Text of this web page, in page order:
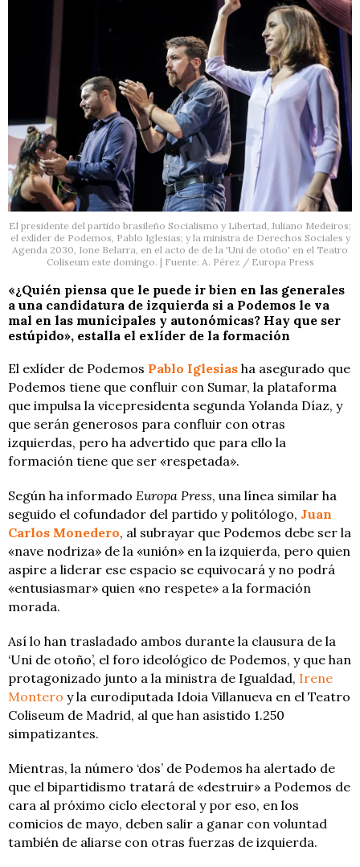
El presidente del partido brasileño Socialismo y Libertad, Juliano Medeiros;
el exlíder de Podemos, Pablo Iglesias; y la ministra de Derechos Sociales y
Agenda 2030, Ione Belarra, en el acto de de la 'Uni de otoño' en el Teatro
Coliseum este domingo. | Fuente: A. Pérez / Europa Press
«¿Quién piensa que le puede ir bien en las generales
a una candidatura de izquierda si a Podemos le va
mal en las municipales y autonómicas? Hay que ser
estúpido», estalla el exlíder de la formación
El exlíder de Podemos Pablo Iglesias ha asegurado que
Podemos tiene que confluir con Sumar, la plataforma
que impulsa la vicepresidenta segunda Yolanda Díaz, y
que serán generosos para confluir con otras
izquierdas, pero ha advertido que para ello la
formación tiene que ser «respetada».
Según ha informado Europa Press, una línea similar ha
seguido el cofundador del partido y politólogo, Juan
Carlos Monedero, al subrayar que Podemos debe ser la
«nave nodriza» de la «unión» en la izquierda, pero quien
aspire a liderar ese espacio se equivocará y no podrá
«entusiasmar» quien «no respete» a la formación
morada.
Así lo han trasladado ambos durante la clausura de la
‘Uni de otoño’, el foro ideológico de Podemos, y que han
protagonizado junto a la ministra de Igualdad, Irene
Montero y la eurodiputada Idoia Villanueva en el Teatro
Coliseum de Madrid, al que han asistido 1.250
simpatizantes.
Mientras, la número ‘dos’ de Podemos ha alertado de
que el bipartidismo tratará de «destruir» a Podemos de
cara al próximo ciclo electoral y por eso, en los
comicios de mayo, deben salir a ganar con voluntad
también de aliarse con otras fuerzas de izquierda.